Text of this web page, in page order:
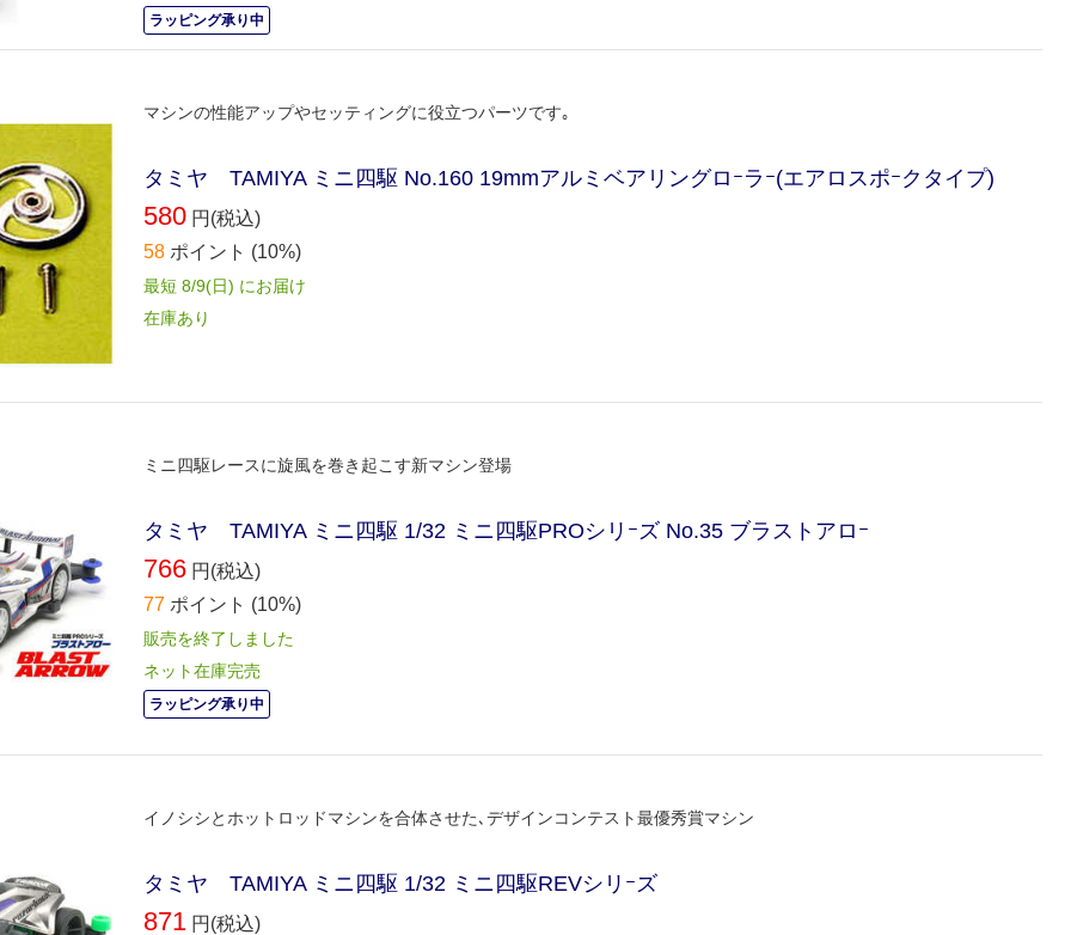
ラッピング承り中
マシンの性能アップやセッティングに役立つパーツです｡
タミヤ TAMIYA ミニ四駆 No.160 19mmアルミベアリングロｰラｰ(エアロスポｰクタイプ)
580 円(税込)
58 ポイント (10%)
最短 8/9(日) にお届け
在庫あり
ミニ四駆レースに旋風を巻き起こす新マシン登場
タミヤ TAMIYA ミニ四駆 1/32 ミニ四駆PROシリｰズ No.35 ブラストアロｰ
766 円(税込)
77 ポイント (10%)
販売を終了しました
ネット在庫完売
ラッピング承り中
イノシシとホットロッドマシンを合体させた､デザインコンテスト最優秀賞マシン
タミヤ TAMIYA ミニ四駆 1/32 ミニ四駆REVシリｰズ
871 円(税込)